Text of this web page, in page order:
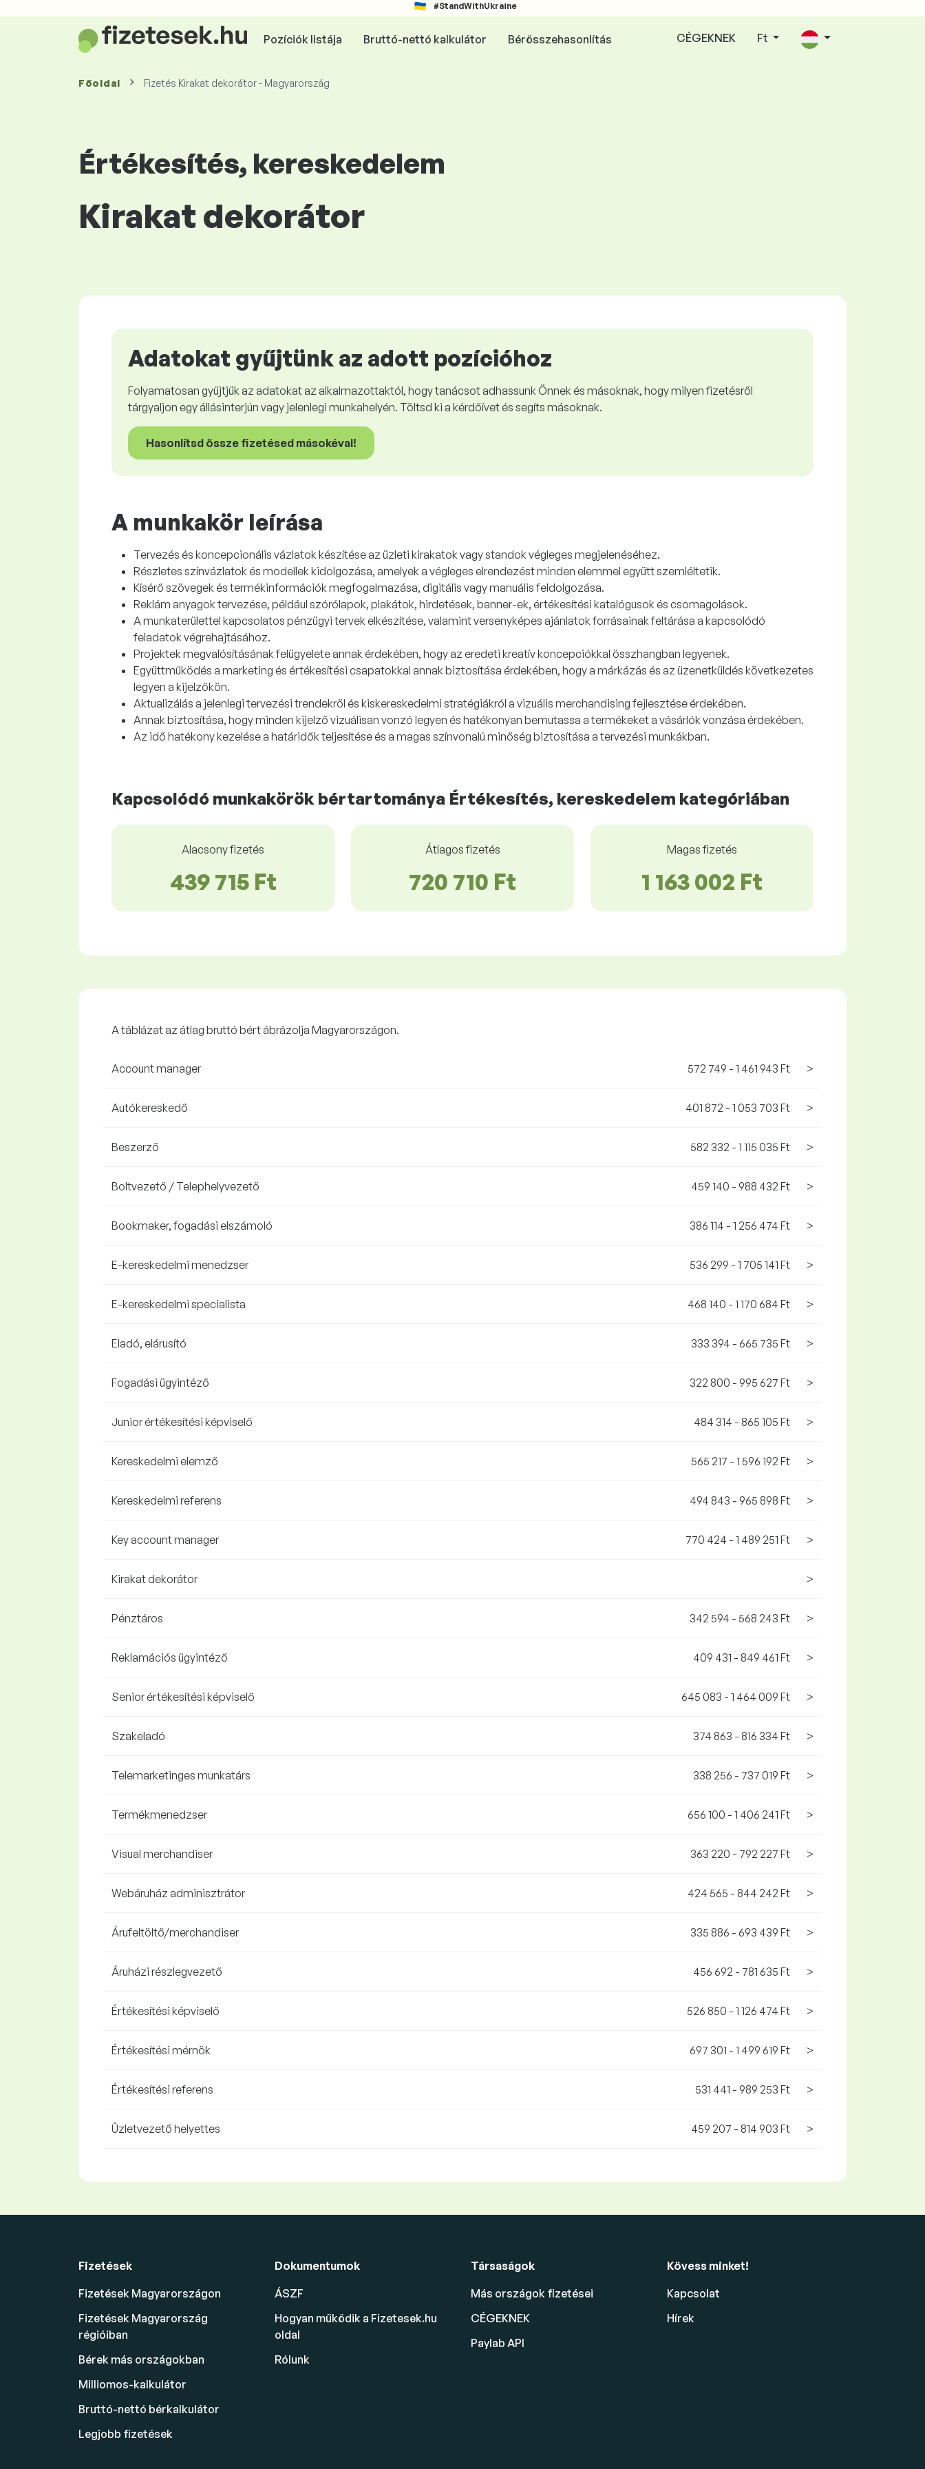
#StandWithUkraine
Pozíciók listája Bruttó-nettó kalkulátor Bérösszehasonlítás CÉGEKNEK Ft
Főoldal Fizetés Kirakat dekorátor - Magyarország
Értékesítés, kereskedelem
Kirakat dekorátor
Adatokat gyűjtünk az adott pozícióhoz
Folyamatosan gyűjtjük az adatokat az alkalmazottaktól, hogy tanácsot adhassunk Önnek és másoknak, hogy milyen fizetésről
tárgyaljon egy állásinterjún vagy jelenlegi munkahelyén. Töltsd ki a kérdőívet és segíts másoknak.
Hasonlítsd össze fizetésed másokéval!
A munkakör leírása
Tervezés és koncepcionális vázlatok készítése az üzleti kirakatok vagy standok végleges megjelenéséhez.
Részletes színvázlatok és modellek kidolgozása, amelyek a végleges elrendezést minden elemmel együtt szemléltetik.
Kísérő szövegek és termékinformációk megfogalmazása, digitális vagy manuális feldolgozása.
Reklám anyagok tervezése, például szórólapok, plakátok, hirdetések, banner-ek, értékesítési katalógusok és csomagolások.
A munkaterülettel kapcsolatos pénzügyi tervek elkészítése, valamint versenyképes ajánlatok forrásainak feltárása a kapcsolódó
feladatok végrehajtásához.
Projektek megvalósításának felügyelete annak érdekében, hogy az eredeti kreatív koncepciókkal összhangban legyenek.
Együttműködés a marketing és értékesítési csapatokkal annak biztosítása érdekében, hogy a márkázás és az üzenetküldés következetes
legyen a kijelzőkön.
Aktualizálás a jelenlegi tervezési trendekről és kiskereskedelmi stratégiákról a vizuális merchandising fejlesztése érdekében.
Annak biztosítása, hogy minden kijelző vizuálisan vonzó legyen és hatékonyan bemutassa a termékeket a vásárlók vonzása érdekében.
Az idő hatékony kezelése a határidők teljesítése és a magas színvonalú minőség biztosítása a tervezési munkákban.
Kapcsolódó munkakörök bértartománya Értékesítés, kereskedelem kategóriában
Alacsony fizetés
439 715 Ft
Átlagos fizetés
720 710 Ft
Magas fizetés
1 163 002 Ft
A táblázat az átlag bruttó bért ábrázolja Magyarországon.
Account manager 572 749 - 1 461 943 Ft >
Autókereskedő 401 872 - 1 053 703 Ft >
Beszerző 582 332 - 1 115 035 Ft >
Boltvezető / Telephelyvezető 459 140 - 988 432 Ft >
Bookmaker, fogadási elszámoló 386 114 - 1 256 474 Ft >
E-kereskedelmi menedzser 536 299 - 1 705 141 Ft >
E-kereskedelmi specialista 468 140 - 1 170 684 Ft >
Eladó, elárusító 333 394 - 665 735 Ft >
Fogadási ügyintéző 322 800 - 995 627 Ft >
Junior értékesítési képviselő 484 314 - 865 105 Ft >
Kereskedelmi elemző 565 217 - 1 596 192 Ft >
Kereskedelmi referens 494 843 - 965 898 Ft >
Key account manager 770 424 - 1 489 251 Ft >
Kirakat dekorátor >
Pénztáros 342 594 - 568 243 Ft >
Reklamációs ügyintéző 409 431 - 849 461 Ft >
Senior értékesítési képviselő 645 083 - 1 464 009 Ft >
Szakeladó 374 863 - 816 334 Ft >
Telemarketinges munkatárs 338 256 - 737 019 Ft >
Termékmenedzser 656 100 - 1 406 241 Ft >
Visual merchandiser 363 220 - 792 227 Ft >
Webáruház adminisztrátor 424 565 - 844 242 Ft >
Árufeltöltő/merchandiser 335 886 - 693 439 Ft >
Áruházi részlegvezető 456 692 - 781 635 Ft >
Értékesítési képviselő 526 850 - 1 126 474 Ft >
Értékesítési mérnök 697 301 - 1 499 619 Ft >
Értékesítési referens 531 441 - 989 253 Ft >
Üzletvezető helyettes 459 207 - 814 903 Ft >
Fizetések
Fizetések Magyarországon
Fizetések Magyarország
régióiban
Bérek más országokban
Milliomos-kalkulátor
Bruttó-nettó bérkalkulátor
Legjobb fizetések
Dokumentumok
ÁSZF
Hogyan működik a Fizetesek.hu
oldal
Rólunk
Társaságok
Más országok fizetései
CÉGEKNEK
Paylab API
Kövess minket!
Kapcsolat
Hírek